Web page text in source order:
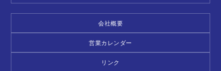
会社概要
営業カレンダー
リンク